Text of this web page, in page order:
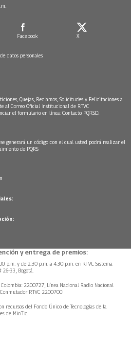
Facebook X
datos personales
Quejas, Reclamos, Solicitudes y Felicitaciones a
Correo Oficial Institucional de RTVC
el formulario en línea: Contacto PQRSD.
generará un código con el cual usted podrá realizar el
de PQRS
y entrega de premios:
p.m. y de 2:30 p.m. a 4:30 p.m. en RTVC Sistema
33, Bogotá.
2200727, Línea Nacional Radio Nacional
RTVC 2200700
recursos del Fondo Único de Tecnologías de la
de MinTic.